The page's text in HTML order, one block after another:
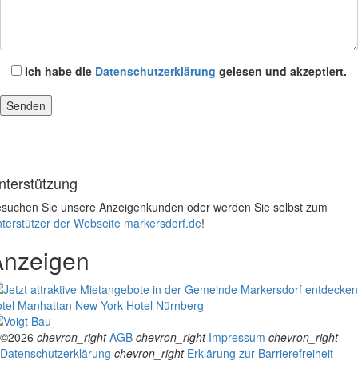
Ich habe die Datenschutzerklärung gelesen und akzeptiert.
Sie unsere Anzeigenkunden oder werden Sie selbst zum
der Webseite markersdorf.de!
Manhattan New York Hotel Nürnberg
©2026 chevron_right AGB chevron_right Impressum chevron_right
Datenschutzerklärung chevron_right Erklärung zur Barrierefreiheit